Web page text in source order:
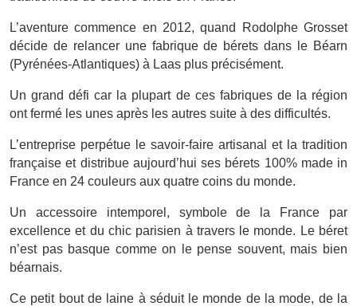
L’aventure commence en 2012, quand Rodolphe Grosset
décide de relancer une fabrique de bérets dans le Béarn
(Pyrénées-Atlantiques) à Laas plus précisément.
Un grand défi car la plupart de ces fabriques de la région
ont fermé les unes après les autres suite à des difficultés.
L’entreprise perpétue le savoir-faire artisanal et la tradition
française et distribue aujourd’hui ses bérets 100% made in
France en 24 couleurs aux quatre coins du monde.
Un accessoire intemporel, symbole de la France par
excellence et du chic parisien à travers le monde. Le béret
n’est pas basque comme on le pense souvent, mais bien
béarnais.
Ce petit bout de laine à séduit le monde de la mode, de la